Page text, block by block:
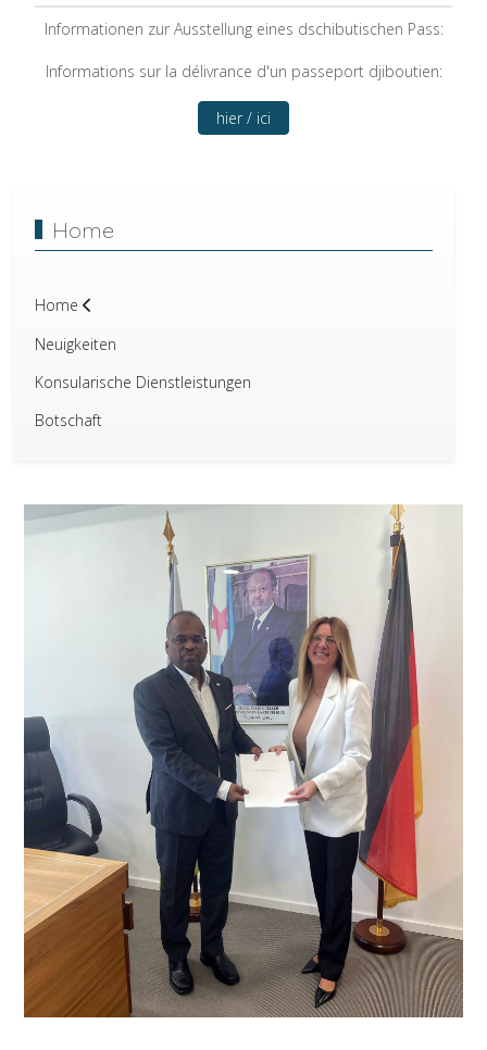
Informationen zur Ausstellung eines dschibutischen Pass:
Informations sur la délivrance d'un passeport djiboutien:
hier / ici
Home
Home
Neuigkeiten
Konsularische Dienstleistungen
Botschaft